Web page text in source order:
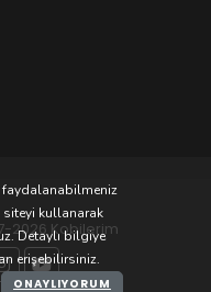
2026 Kobilerim
faydalanabilmeniz
siteyi kullanarak
Detaylı bilgiye
erişebilirsiniz.
ONAYLIYORUM